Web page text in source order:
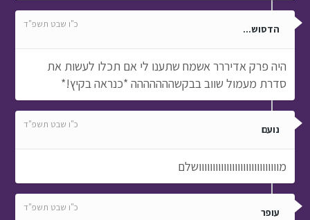
הדסוש... כ"ו שבט תשפ"ד
היה פרק אדיררר אשמח שתענו לי אם תכלו לעשות את
סדרת מעמול שווב בבקשההההההה *כנראה בקיץ!*
נועם כ"ו שבט תשפ"ד
מווווווווווווווווווווווווווווושלם
עופר כ"ו שבט תשפ"ד